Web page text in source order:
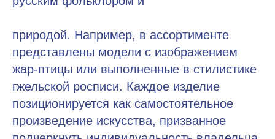
природой. Например, в ассортименте
представлены модели с изображением
жар-птицы или выполненные в стилистике
гжельской росписи. Каждое изделие
позиционируется как самостоятельное
произведение искусства, призванное